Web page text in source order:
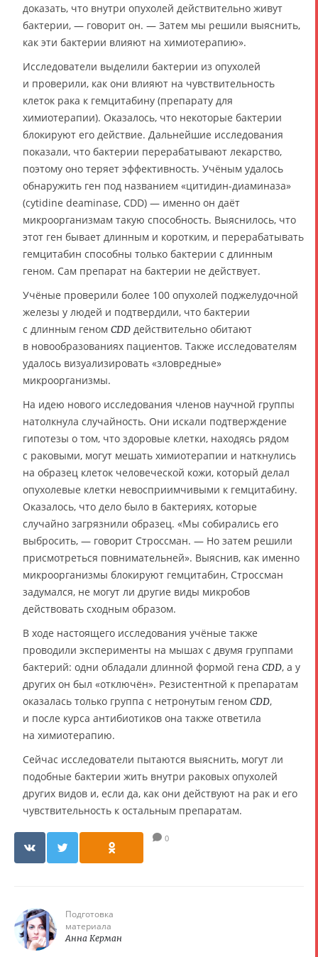
доказать, что внутри опухолей действительно живут
бактерии, — говорит он. — Затем мы решили выяснить,
как эти бактерии влияют на химиотерапию».
Исследователи выделили бактерии из опухолей
и проверили, как они влияют на чувствительность
клеток рака к гемцитабину (препарату для
химиотерапии). Оказалось, что некоторые бактерии
блокируют его действие. Дальнейшие исследования
показали, что бактерии перерабатывают лекарство,
поэтому оно теряет эффективность. Учёным удалось
обнаружить ген под названием «цитидин-диаминаза»
(cytidine deaminase, CDD) — именно он даёт
микроорганизмам такую способность. Выяснилось, что
этот ген бывает длинным и коротким, и перерабатывать
гемцитабин способны только бактерии с длинным
геном. Сам препарат на бактерии не действует.
Учёные проверили более 100 опухолей поджелудочной
железы у людей и подтвердили, что бактерии
с длинным геном CDD действительно обитают
в новообразованиях пациентов. Также исследователям
удалось визуализировать «зловредные»
микроорганизмы.
На идею нового исследования членов научной группы
натолкнула случайность. Они искали подтверждение
гипотезы о том, что здоровые клетки, находясь рядом
с раковыми, могут мешать химиотерапии и наткнулись
на образец клеток человеческой кожи, который делал
опухолевые клетки невосприимчивыми к гемцитабину.
Оказалось, что дело было в бактериях, которые
случайно загрязнили образец. «Мы собирались его
выбросить, — говорит Строссман. — Но затем решили
присмотреться повнимательней». Выяснив, как именно
микроорганизмы блокируют гемцитабин, Строссман
задумался, не могут ли другие виды микробов
действовать сходным образом.
В ходе настоящего исследования учёные также
проводили эксперименты на мышах с двумя группами
бактерий: одни обладали длинной формой гена CDD, а у
других он был «отключён». Резистентной к препаратам
оказалась только группа с нетронутым геном CDD,
и после курса антибиотиков она также ответила
на химиотерапию.
Сейчас исследователи пытаются выяснить, могут ли
подобные бактерии жить внутри раковых опухолей
других видов и, если да, как они действуют на рак и его
чувствительность к остальным препаратам.
0
Подготовка
материала
Анна Керман